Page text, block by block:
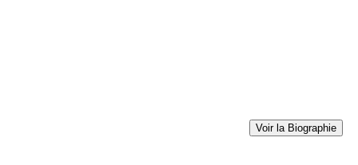
Voir la Biographie